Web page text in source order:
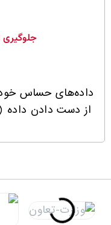
داده‌های حساس خود